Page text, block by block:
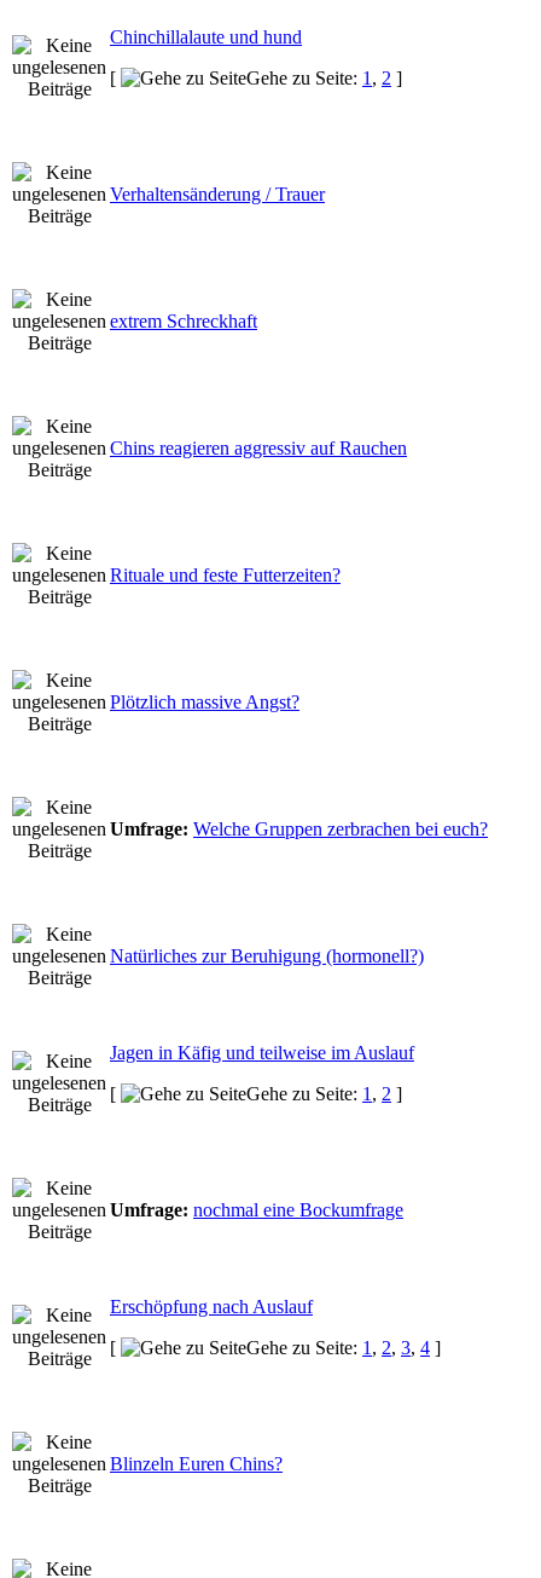
Chinchillalaute und hund
[
Gehe zu Seite: 1 , 2 ]
Verhaltensänderung / Trauer
extrem Schreckhaft
Chins reagieren aggressiv auf Rauchen
Rituale und feste Futterzeiten?
Plötzlich massive Angst?
Umfrage: Welche Gruppen zerbrachen bei euch?
Natürliches zur Beruhigung (hormonell?)
Jagen in Käfig und teilweise im Auslauf
[
Gehe zu Seite: 1 , 2 ]
Umfrage: nochmal eine Bockumfrage
Erschöpfung nach Auslauf
[
Gehe zu Seite: 1 , 2, 3, 4 ]
Blinzeln Euren Chins?